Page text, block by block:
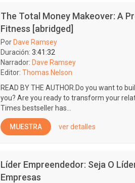
The Total Money Makeover: A
Fitness [abridged]
Por Dave Ramsey
Duración: 3:41:32
Narrador: Dave Ramsey
Editor: Thomas Nelson
READ BY THE AUTHOR.Do you want to
you? Are you ready to transform your
Times bestseller has...
MUESTRA ver detalles
Líder Empreendedor: Seja O
Empresas